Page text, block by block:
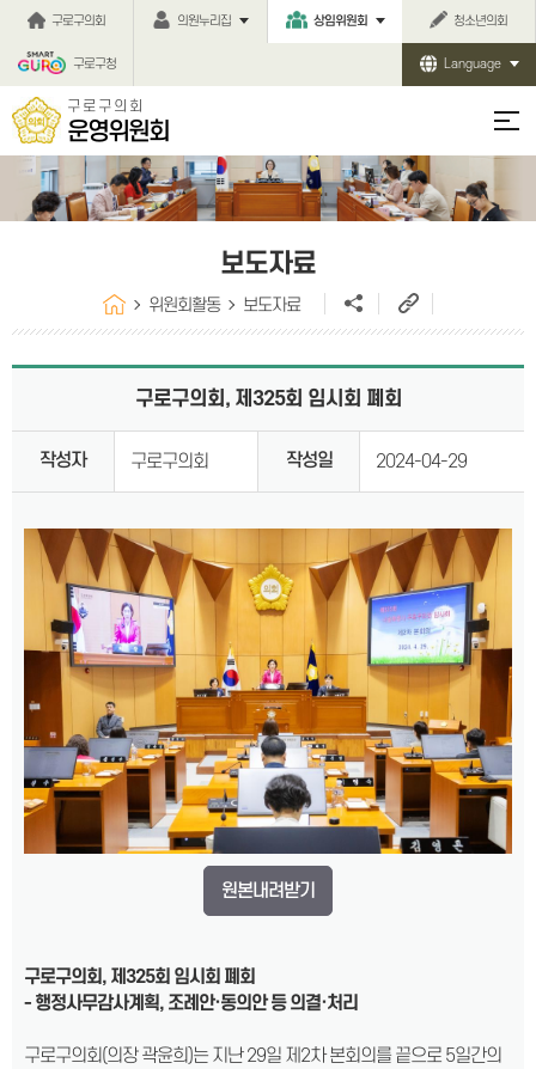
본문바로가기
구로구의회 의원누리집 상임위원회 청소년의회
구로구청 Language
구로구의회
운영위원회
보도자료
위원회활동 보도자료
구로구의회, 제325회 임시회 폐회
작성자 구로구의회 작성일 2024-04-29
원본내려받기
구로구의회, 제325회 임시회 폐회
- 행정사무감사계획, 조례안·동의안 등 의결·처리
구로구의회(의장 곽윤희)는 지난 29일 제2차 본회의를 끝으로 5일간의